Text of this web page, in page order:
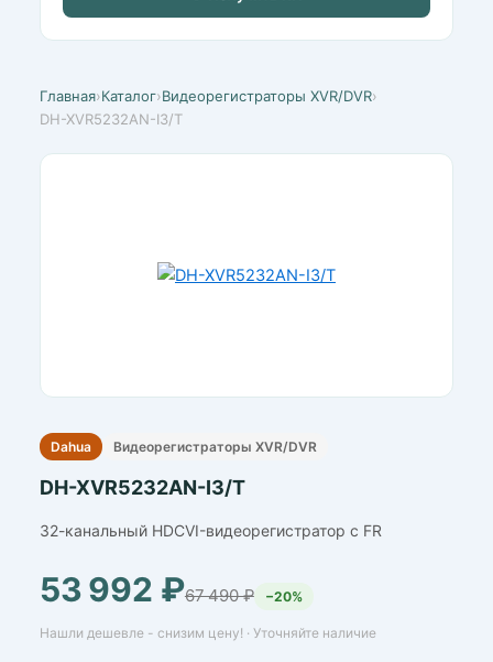
Главная›Каталог›Видеорегистраторы XVR/DVR›
DH-XVR5232AN-I3/T
Dahua Видеорегистраторы XVR/DVR
DH-XVR5232AN-I3/T
32-канальный HDCVI-видеорегистратор с FR
53 992 ₽67 490 ₽ −20%
Нашли дешевле - снизим цену! · Уточняйте наличие